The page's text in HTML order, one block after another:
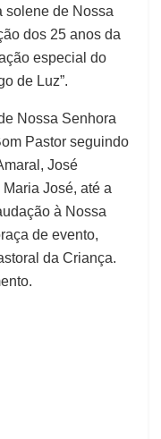
solene de Nossa
dos 25 anos da
especial do
de Luz”.
Nossa Senhora
Pastor seguindo
José
José, até a
à Nossa
de evento,
da Criança.